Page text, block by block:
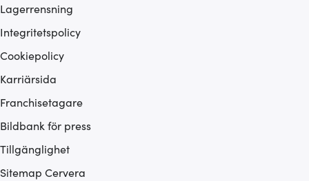
Lagerrensning
Integritetspolicy
Cookiepolicy
Karriärsida
Franchisetagare
Bildbank för press
Tillgänglighet
Sitemap Cervera